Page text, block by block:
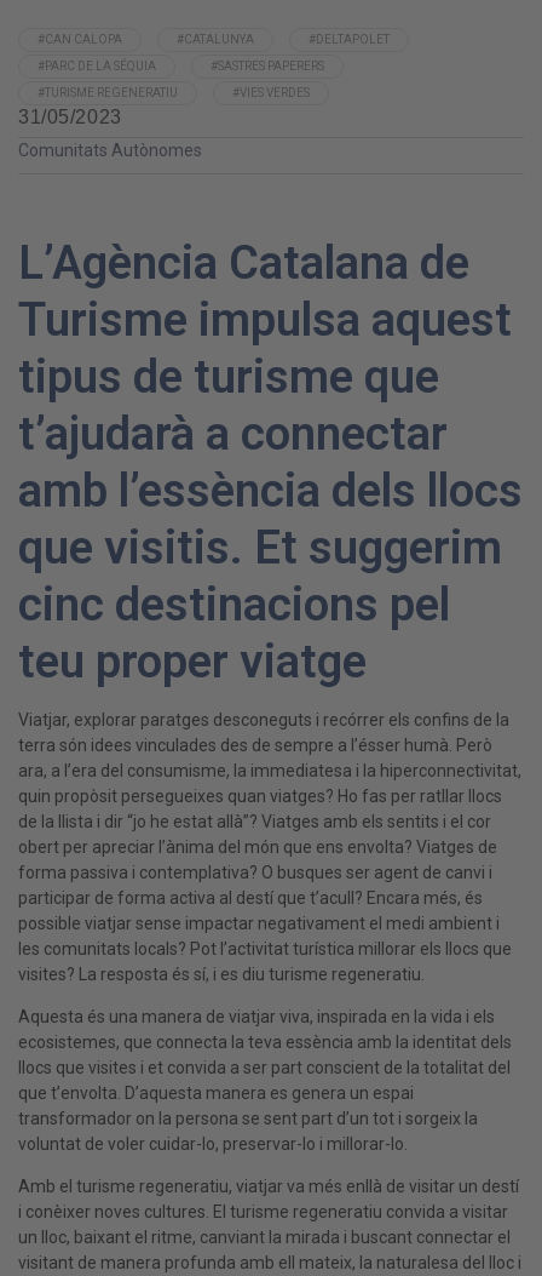
#CAN CALOPA #CATALUNYA
#DELTAPOLET
#PARC DE LA SÉQUIA
#SASTRES PAPERERS
#TURISME REGENERATIU
#VIES VERDES
31/05/2023
Comunitats Autònomes
L’Agència Catalana de
Turisme impulsa aquest
tipus de turisme que
t’ajudarà a connectar
amb l’essència dels llocs
que visitis. Et suggerim
cinc destinacions pel
teu proper viatge
Viatjar, explorar paratges desconeguts i recórrer els confins de la
terra són idees vinculades des de sempre a l’ésser humà. Però
ara, a l’era del consumisme, la immediatesa i la hiperconnectivitat,
quin propòsit persegueixes quan viatges? Ho fas per ratllar llocs
de la llista i dir “jo he estat allà”? Viatges amb els sentits i el cor
obert per apreciar l’ànima del món que ens envolta? Viatges de
forma passiva i contemplativa? O busques ser agent de canvi i
participar de forma activa al destí que t’acull? Encara més, és
possible viatjar sense impactar negativament el medi ambient i
les comunitats locals? Pot l’activitat turística millorar els llocs que
visites? La resposta és sí, i es diu turisme regeneratiu.
Aquesta és una manera de viatjar viva, inspirada en la vida i els
ecosistemes, que connecta la teva essència amb la identitat dels
llocs que visites i et convida a ser part conscient de la totalitat del
que t’envolta. D’aquesta manera es genera un espai
transformador on la persona se sent part d’un tot i sorgeix la
voluntat de voler cuidar-lo, preservar-lo i millorar-lo.
Amb el turisme regeneratiu, viatjar va més enllà de visitar un destí
i conèixer noves cultures. El turisme regeneratiu convida a visitar
un lloc, baixant el ritme, canviant la mirada i buscant connectar el
visitant de manera profunda amb ell mateix, la naturalesa del lloc i